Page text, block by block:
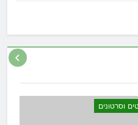
וסרטונים